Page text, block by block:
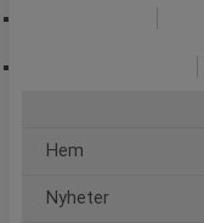
Hem
Nyheter